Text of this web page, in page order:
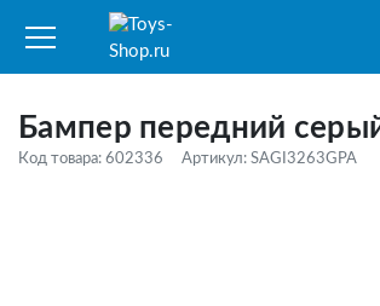
Бампер передний
Код товара: 602336 Артикул: SAGI3263GPA